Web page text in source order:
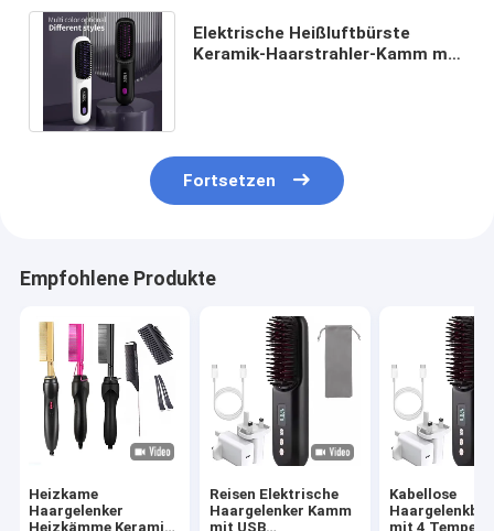
Elektrische Heißluftbürste
Keramik-Haarstrahler-Kamm mit
Fortsetzen
Empfohlene Produkte
Heizkame
Haargelenker
Heizkämme Keramik
Reisen Elektrische
Haargelenker Kamm
mit USB
Kabellose
mit 4